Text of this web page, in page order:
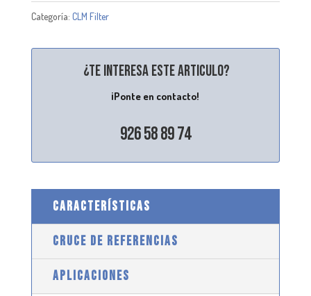
Categoría: CLM Filter
¿Te interesa este articulo?
¡Ponte en contacto!
926 58 89 74
CARACTERÍSTICAS
CRUCE DE REFERENCIAS
APLICACIONES